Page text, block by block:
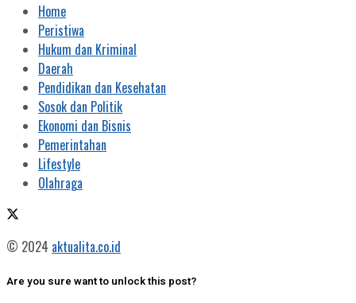
Home
Peristiwa
Hukum dan Kriminal
Daerah
Pendidikan dan Kesehatan
Sosok dan Politik
Ekonomi dan Bisnis
Pemerintahan
Lifestyle
Olahraga
© 2024 aktualita.co.id
Are you sure want to unlock this post?